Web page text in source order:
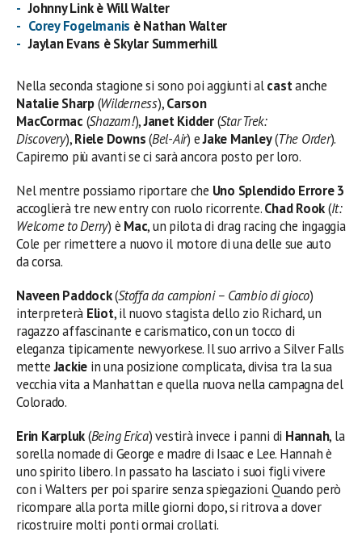
Johnny Link è Will Walter
Corey Fogelmanis è Nathan Walter
Jaylan Evans è Skylar Summerhill
Nella seconda stagione si sono poi aggiunti alcastanche
Natalie Sharp(Wilderness),Carson
MacCormac (Shazam!),Janet Kidder(Star Trek:
Discovery),Riele Downs(Bel-Air) eJake Manley(The Order).
Capiremo più avanti se ci sarà ancora posto per loro.
Nel mentre possiamo riportare che Uno Splendido Errore 3
accoglierà tre new entry con ruolo ricorrente.Chad Rook(It:
Welcome to Derry) è Mac, un pilota di drag racing che ingaggia
Cole per rimettere a nuovo il motore di una delle sue auto
da corsa.
Naveen Paddock(Stoffa da campioni – Cambio di gioco)
interpreterà Eliot, il nuovo stagista dello zio Richard, un
ragazzo affascinante e carismatico, con un tocco di
eleganza tipicamente newyorkese. Il suo arrivo a Silver Falls
metteJackie in una posizione complicata, divisa tra la sua
vecchia vita a Manhattan e quella nuova nella campagna del
Colorado.
Erin Karpluk(Being Erica) vestirà invece i panni di Hannah, la
sorella nomade di George e madre di Isaac e Lee. Hannah è
uno spirito libero. In passato ha lasciato i suoi figli vivere
con i Walters per poi sparire senza spiegazioni. Quando però
ricompare alla porta mille giorni dopo, si ritrova a dover
ricostruire molti ponti ormai crollati.